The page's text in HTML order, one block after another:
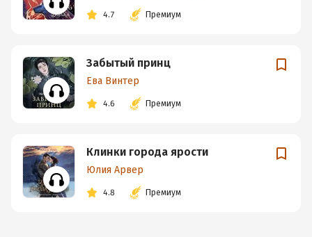
4.7 Премиум
Забытый принц
Ева Винтер
4.6 Премиум
Клинки города ярости
Юлия Арвер
4.8 Премиум